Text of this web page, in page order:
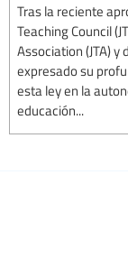
Tras la reciente
Teaching Council
Association (JTA) y
expresado su
esta ley en la
educación...